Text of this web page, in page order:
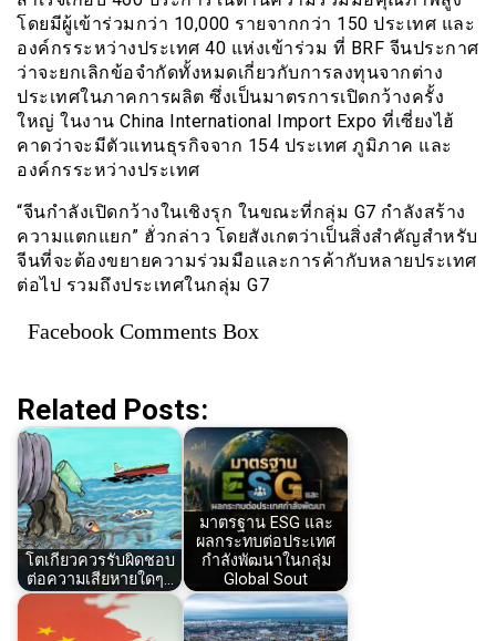
โดยมีผู้เข้าร่วมกว่า 10,000 รายจากกว่า 150 ประเทศ และ
องค์กรระหว่างประเทศ 40 แห่งเข้าร่วม ที่ BRF จีนประกาศ
ว่าจะยกเลิกข้อจำกัดทั้งหมดเกี่ยวกับการลงทุนจากต่าง
ประเทศในภาคการผลิต ซึ่งเป็นมาตรการเปิดกว้างครั้ง
ใหญ่ ในงาน China International Import Expo ที่เซี่ยงไฮ้
คาดว่าจะมีตัวแทนธุรกิจจาก 154 ประเทศ ภูมิภาค และ
องค์กรระหว่างประเทศ
“จีนกำลังเปิดกว้างในเชิงรุก ในขณะที่กลุ่ม G7 กำลังสร้าง
ความแตกแยก” ฮั่วกล่าว โดยสังเกตว่าเป็นสิ่งสำคัญสำหรับ
จีนที่จะต้องขยายความร่วมมือและการค้ากับหลายประเทศ
ต่อไป รวมถึงประเทศในกลุ่ม G7
Facebook Comments Box
Related Posts:
โตเกียวควรรับผิดชอบ
ต่อความเสียหายใดๆ…
มาตรฐาน ESG และ
ผลกระทบต่อประเทศ
กำลังพัฒนาในกลุ่ม
Global Sout